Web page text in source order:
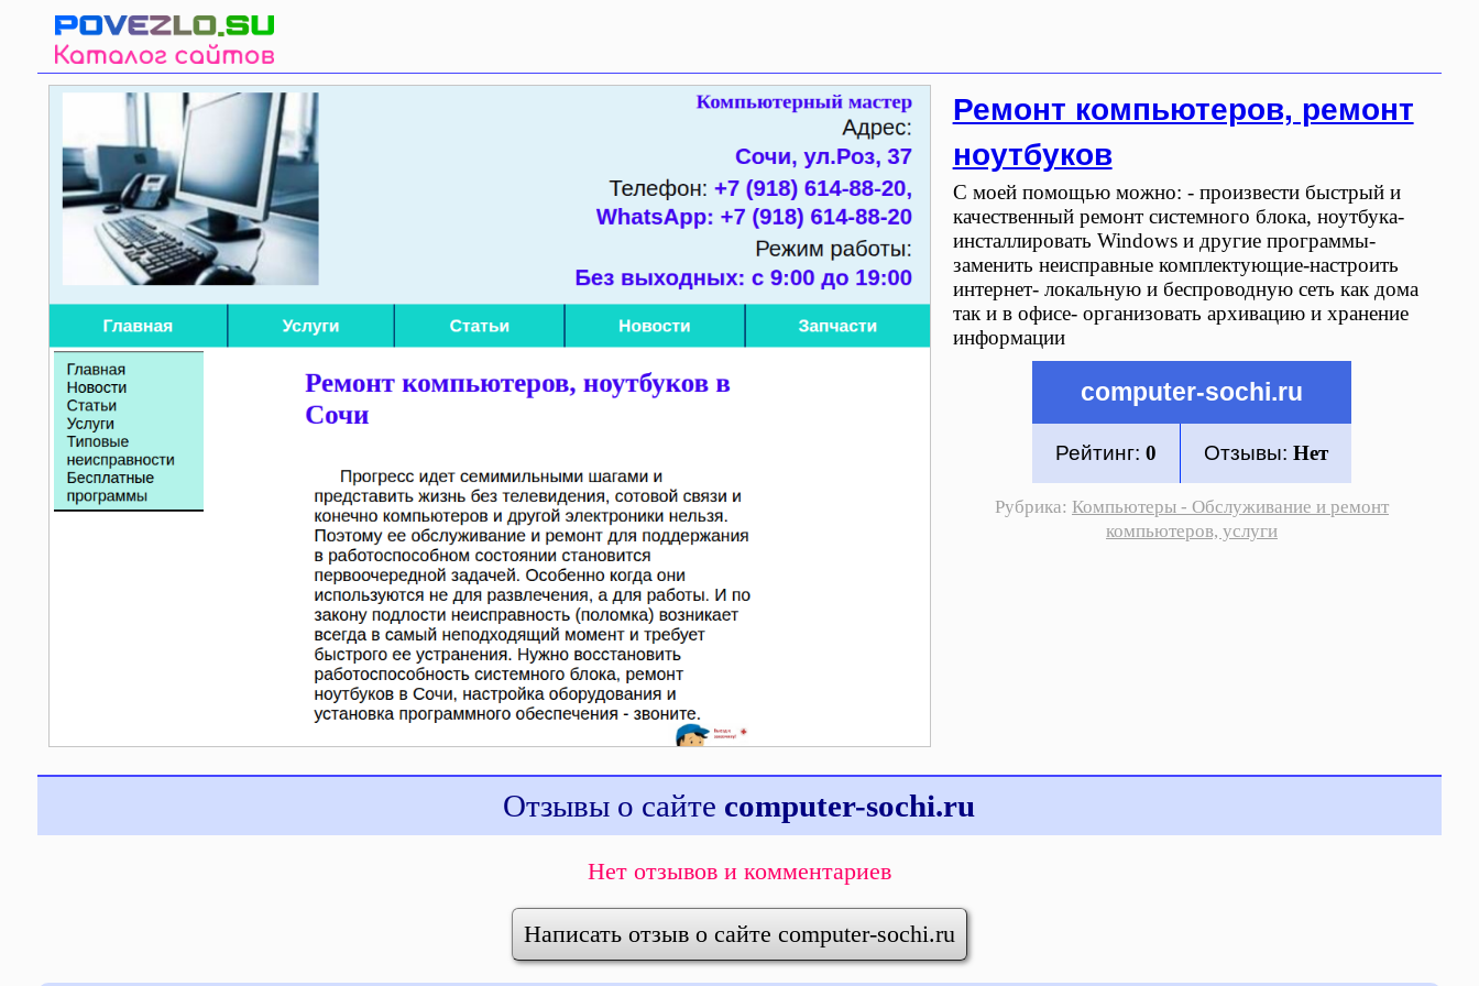
Ремонт компьютеров, ремонт
ноутбуков
С моей помощью можно: - произвести быстрый и
качественный ремонт системного блока, ноутбука-
инсталлировать Windows и другие программы-
заменить неисправные комплектующие-настроить
интернет- локальную и беспроводную сеть как дома
так и в офисе- организовать архивацию и хранение
информации
computer-sochi.ru
Рейтинг: 0 Отзывы: Нет
Рубрика: Компьютеры - Обслуживание и ремонт
компьютеров, услуги
Отзывы о сайте computer-sochi.ru
Нет отзывов и комментариев
Написать отзыв о сайте computer-sochi.ru